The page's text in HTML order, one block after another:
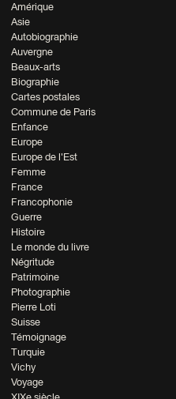
Amérique
Asie
Autobiographie
Auvergne
Beaux-arts
Biographie
Cartes postales
Commune de Paris
Enfance
Europe
Europe de l'Est
Femme
France
Francophonie
Guerre
Histoire
Le monde du livre
Négritude
Patrimoine
Photographie
Pierre Loti
Suisse
Témoignage
Turquie
Vichy
Voyage